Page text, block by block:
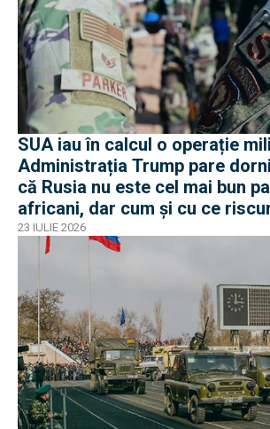
SUA iau în calcul o operație
Administrația Trump pare
că Rusia nu este cel mai bun
africani, dar cum și cu ce
operaționale?
23 IULIE 2026